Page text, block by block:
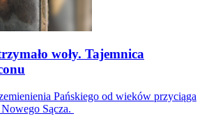
woły. Tajemnica
Pańskiego od wieków przyciąga
Sącza.